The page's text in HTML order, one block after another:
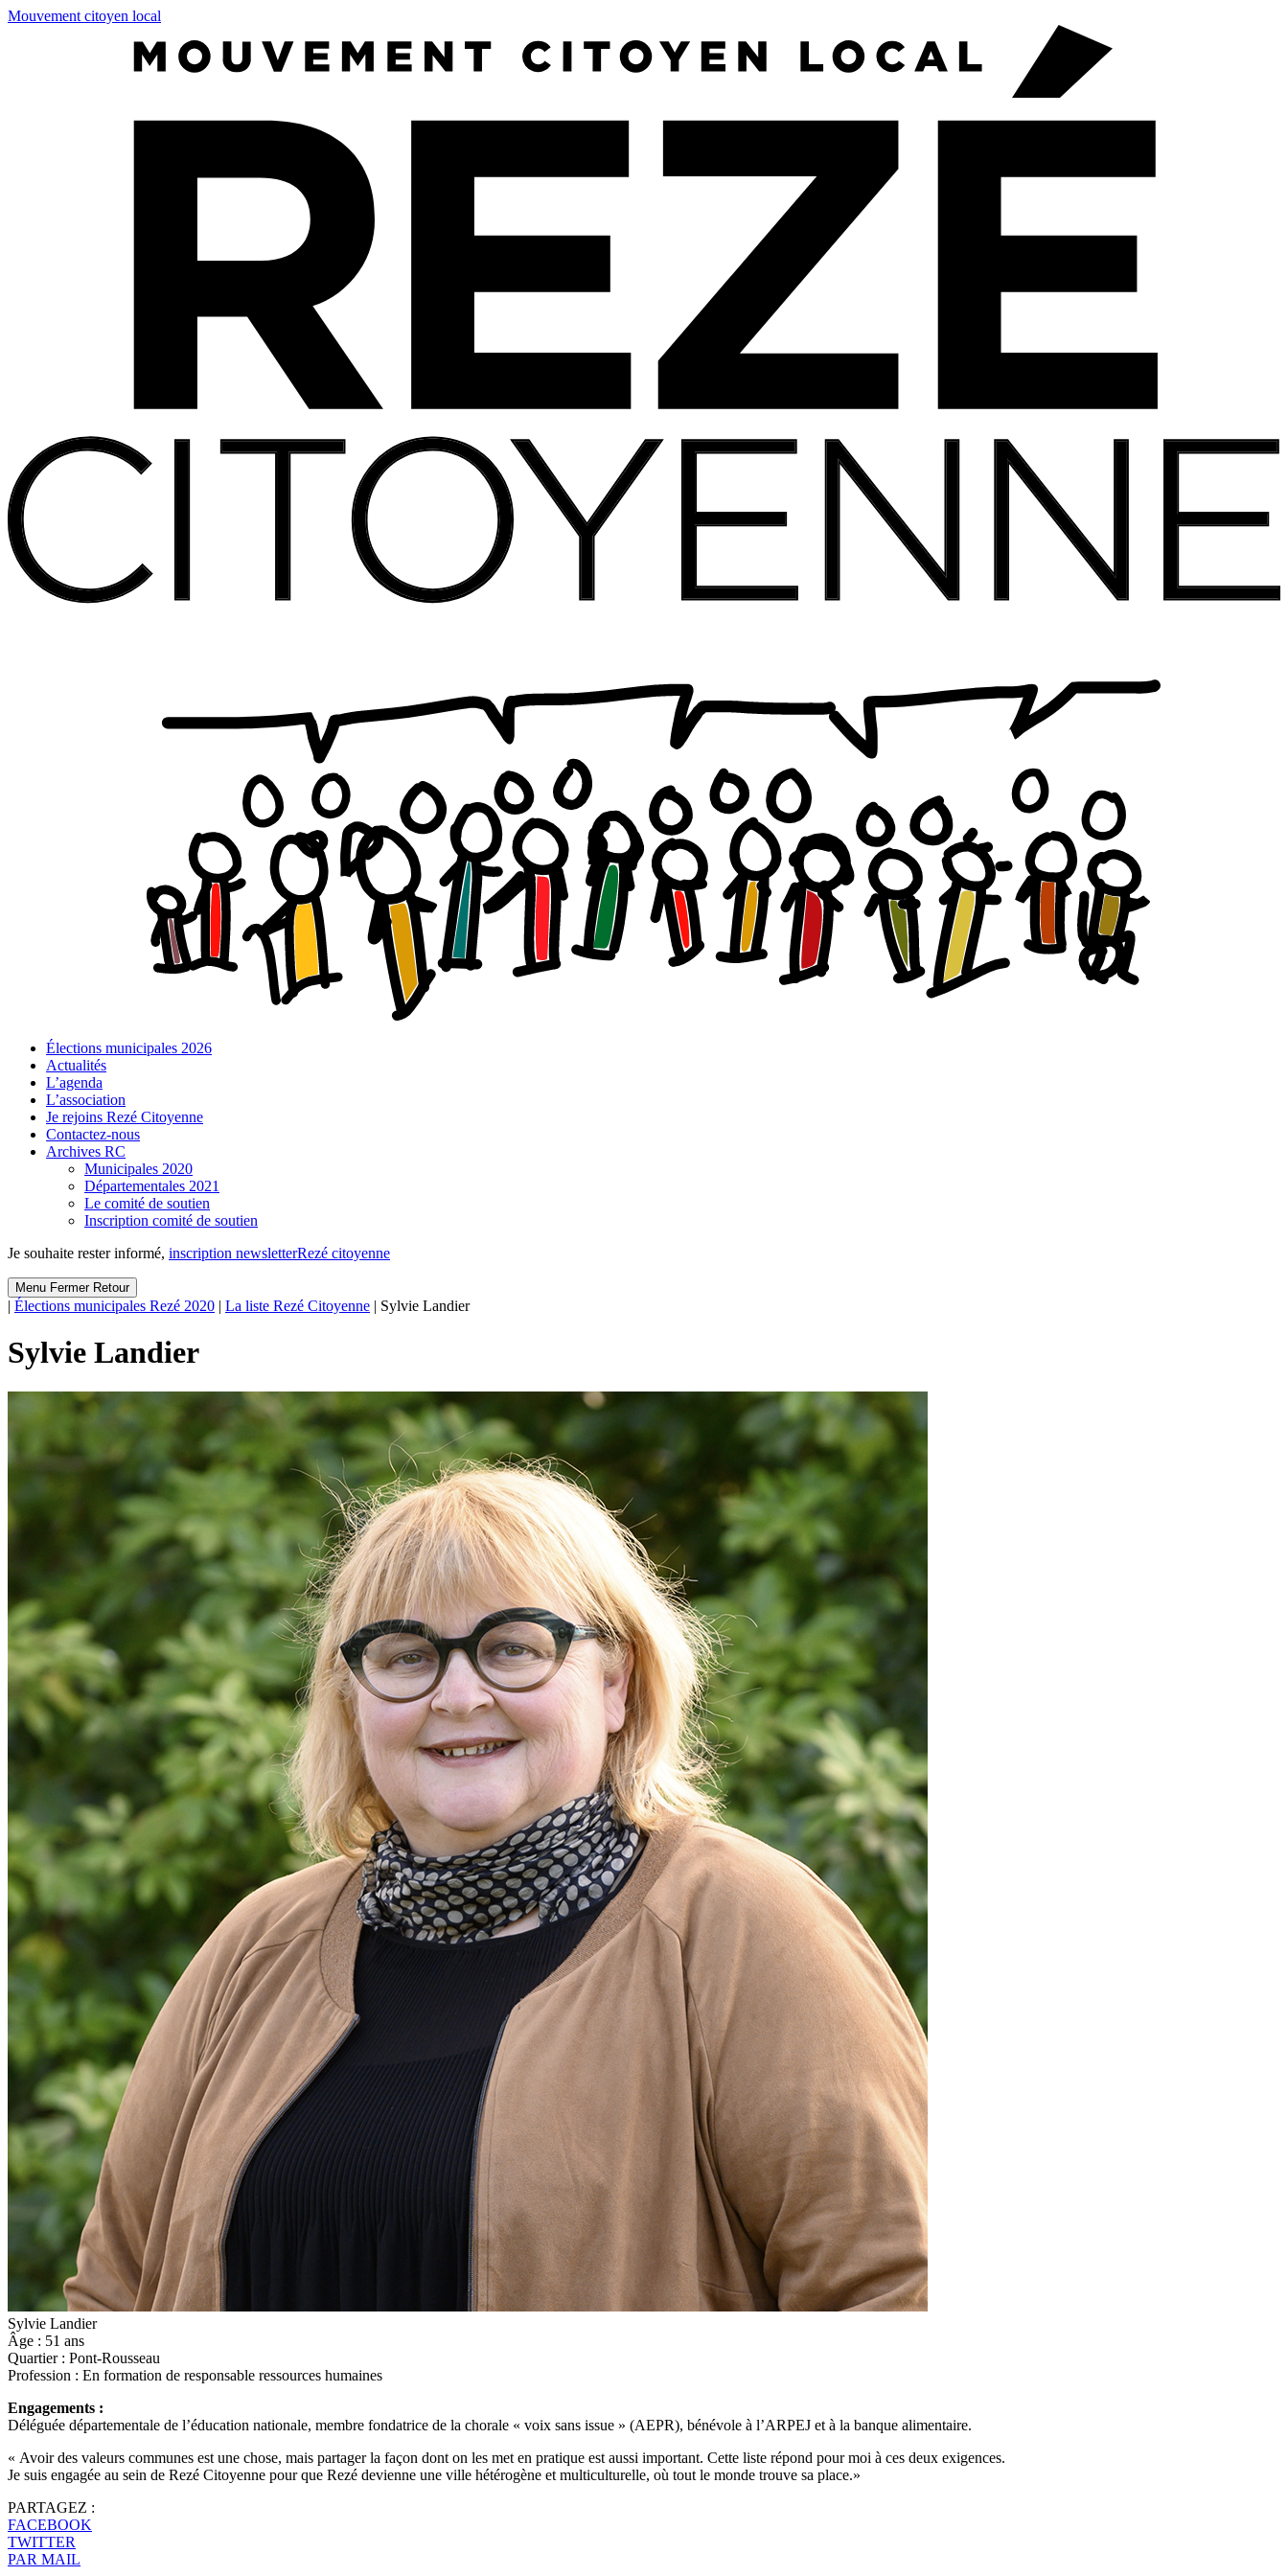
Mouvement citoyen local
Élections municipales 2026
Actualités
L’agenda
L’association
Je rejoins Rezé Citoyenne
Contactez-nous
Archives RC
Municipales 2020
Départementales 2021
Le comité de soutien
Inscription comité de soutien
Je souhaite rester informé, inscription newsletterRezé citoyenne
Menu Fermer Retour
| Élections municipales Rezé 2020 | La liste Rezé Citoyenne | Sylvie Landier
Sylvie Landier
Sylvie Landier
Âge : 51 ans
Quartier : Pont-Rousseau
Profession : En formation de responsable ressources humaines
Engagements :
Déléguée départementale de l’éducation nationale, membre fondatrice de la chorale « voix sans issue » (AEPR), bénévole à l’ARPEJ et à la banque alimentaire.
« Avoir des valeurs communes est une chose, mais partager la façon dont on les met en pratique est aussi important. Cette liste répond pour moi à ces deux exigences.
Je suis engagée au sein de Rezé Citoyenne pour que Rezé devienne une ville hétérogène et multiculturelle, où tout le monde trouve sa place.»
PARTAGEZ :
FACEBOOK
TWITTER
PAR MAIL